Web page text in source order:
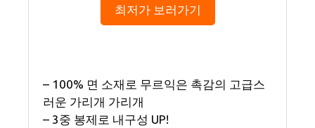
최저가 보러가기
– 100% 면 소재로 무르익은 촉감의 고급스
러운 가리개 가리개
– 3중 봉제로 내구성 UP!